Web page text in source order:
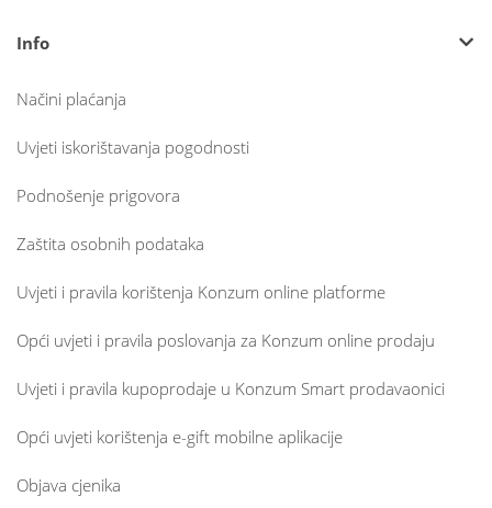
Info
Načini plaćanja
Uvjeti iskorištavanja pogodnosti
Podnošenje prigovora
Zaštita osobnih podataka
Uvjeti i pravila korištenja Konzum online platforme
Opći uvjeti i pravila poslovanja za Konzum online prodaju
Uvjeti i pravila kupoprodaje u Konzum Smart prodavaonici
Opći uvjeti korištenja e-gift mobilne aplikacije
Objava cjenika